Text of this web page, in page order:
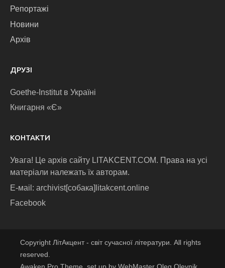
Репортажі
Новини
Архів
ДРУЗІ
Goethe-Institut в Україні
Книгарня «Є»
КОНТАКТИ
Увага! Це архів сайту LITAKCENT.COM. Права на усі
матеріали належать їх авторам.
E-маіl: archivist[собака]litakcent.online
Facebook
Copyright ЛітАкцент - світ сучасної літератури. All rights
reserved.